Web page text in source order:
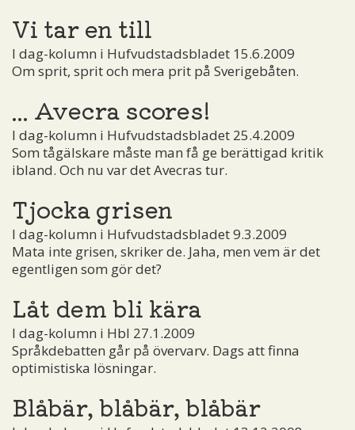
Vi tar en till
I dag-kolumn i Hufvudstadsbladet 15.6.2009
Om sprit, sprit och mera prit på Sverigebåten.
... Avecra scores!
I dag-kolumn i Hufvudstadsbladet 25.4.2009
Som tågälskare måste man få ge berättigad kritik
ibland. Och nu var det Avecras tur.
Tjocka grisen
I dag-kolumn i Hufvudstadsbladet 9.3.2009
Mata inte grisen, skriker de. Jaha, men vem är det
egentligen som gör det?
Låt dem bli kära
I dag-kolumn i Hbl 27.1.2009
Språkdebatten går på övervarv. Dags att finna
optimistiska lösningar.
Blåbär, blåbär, blåbär